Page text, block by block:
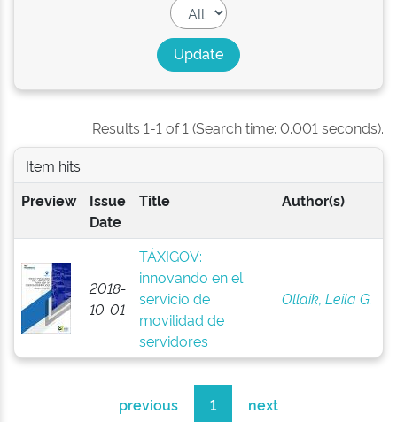
Results 1-1 of 1 (Search time: 0.001 seconds).
Item hits:
Preview
Issue
Date
Title Author(s)
2018-
10-01
TÁXIGOV:
innovando en el
servicio de
movilidad de
servidores
Ollaik, Leila G.
previous 1 next